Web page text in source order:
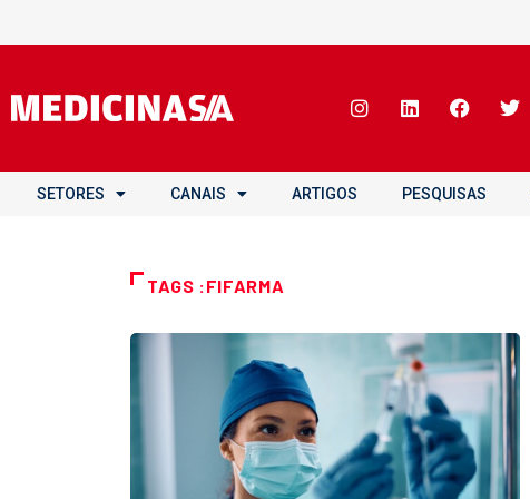
SETORES CANAIS ARTIGOS PESQUISAS
TAGS :FIFARMA